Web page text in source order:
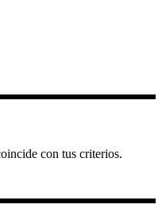
con tus criterios.